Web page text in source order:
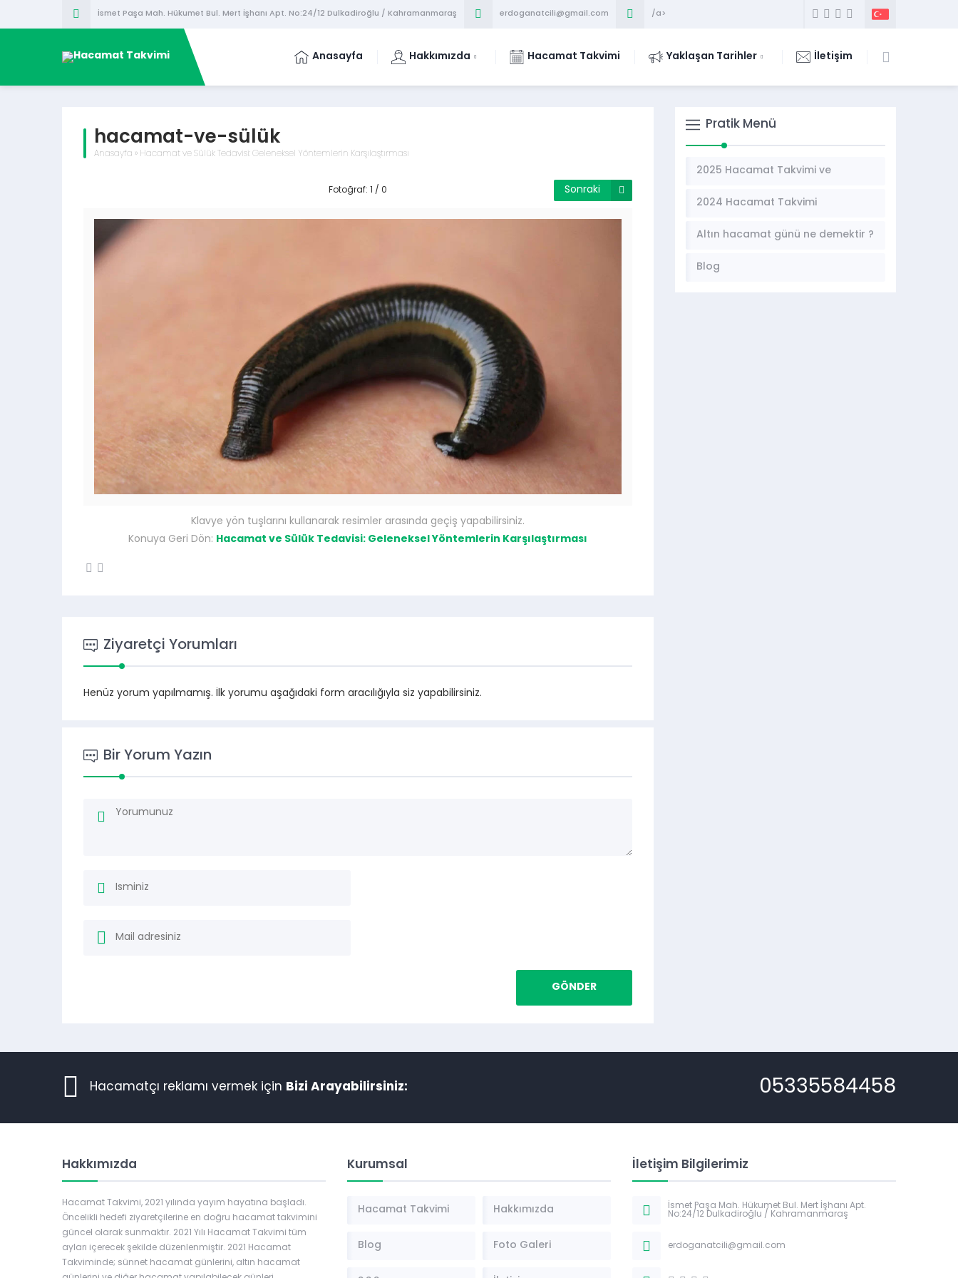
İsmet Paşa Mah. Hükumet Bul. Mert İşhanı Apt. No:24/12 Dulkadiroğlu / Kahramanmaraş erdoganatcili@gmail.com /a>
Anasayfa Hakkımızda Hacamat Takvimi Yaklaşan Tarihler İletişim
hacamat-ve-sülük
Anasayfa » Hacamat ve Sülük Tedavisi: Geleneksel Yöntemlerin Karşılaştırması
Fotoğraf: 1 / 0 Sonraki
Klavye yön tuşlarını kullanarak resimler arasında geçiş yapabilirsiniz.
Konuya Geri Dön: Hacamat ve Sülük Tedavisi: Geleneksel Yöntemlerin Karşılaştırması
Ziyaretçi Yorumları
Henüz yorum yapılmamış. İlk yorumu aşağıdaki form aracılığıyla siz yapabilirsiniz.
Bir Yorum Yazın
Pratik Menü
2025 Hacamat Takvimi ve
Hacamat Günleri
2024 Hacamat Takvimi
Altın hacamat günü ne demektir ?
Blog
Hacamatçı reklamı vermek için Bizi Arayabilirsiniz: 05335584458
Hakkımızda
Hacamat Takvimi, 2021 yılında yayım hayatına başladı.
Öncelikli hedefi ziyaretçilerine en doğru hacamat takvimini
güncel olarak sunmaktır. 2021 Yılı Hacamat Takvimi tüm
ayları içerecek şekilde düzenlenmiştir. 2021 Hacamat
Takviminde; sünnet hacamat günlerini, altın hacamat
Kurumsal
Hacamat Takvimi Hakkımızda
Blog Foto Galeri
İletişim Bilgilerimiz
İsmet Paşa Mah. Hükumet Bul. Mert İşhanı Apt.
No:24/12 Dulkadiroğlu / Kahramanmaraş
erdoganatcili@gmail.com